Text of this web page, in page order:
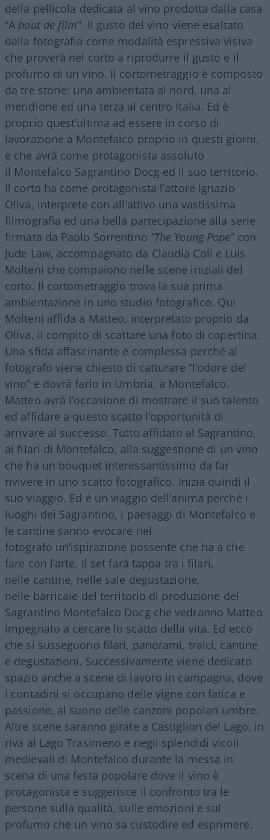
della pellicola dedicata al vino prodotta dalla casa
“A bout de film”. Il gusto del vino viene esaltato
dalla fotografia come modalità espressiva visiva
che proverà nel corto a riprodurre il gusto e il
profumo di un vino. Il cortometraggio è composto
da tre storie: una ambientata al nord, una al
meridione ed una terza al centro Italia. Ed è
proprio quest’ultima ad essere in corso di
lavorazione a Montefalco proprio in questi giorni,
e che avrà come protagonista assoluto
il Montefalco Sagrantino Docg ed il suo territorio.
Il corto ha come protagonista l’attore Ignazio
Oliva, interprete con all’attivo una vastissima
filmografia ed una bella partecipazione alla serie
firmata da Paolo Sorrentino “The Young Pope”con
Jude Law, accompagnato da Claudia Coli e Luis
Molteni che compaiono nelle scene iniziali del
corto. Il cortometraggio trova la sua prima
ambientazione in uno studio fotografico. Qui
Molteni affida a Matteo, interpretato proprio da
Oliva, il compito di scattare una foto di copertina.
Una sfida affascinante e complessa perché al
fotografo viene chiesto di catturare “l’odore del
vino” e dovrà farlo in Umbria, a Montefalco.
Matteo avrà l’occasione di mostrare il suo talento
ed affidare a questo scatto l’opportunità di
arrivare al successo. Tutto affidato al Sagrantino,
ai filari di Montefalco, alla suggestione di un vino
che ha un bouquet interessantissimo da far
rivivere in uno scatto fotografico. Inizia quindi il
suo viaggio. Ed è un viaggio dell’anima perché i
luoghi dei Sagrantino, i paesaggi di Montefalco e
le cantine sanno evocare nel
fotografo un’ispirazione possente che ha a che
fare con l’arte. Il set farà tappa tra i filari,
nelle cantine, nelle sale degustazione,
nelle barricaie del territorio di produzione del
Sagrantino Montefalco Docg che vedranno Matteo
impegnato a cercare lo scatto della vita. Ed ecco
che si susseguono filari, panorami, tralci, cantine
e degustazioni. Successivamente viene dedicato
spazio anche a scene di lavoro in campagna, dove
i contadini si occupano delle vigne con fatica e
passione, al suono delle canzoni popolari umbre.
Altre scene saranno girate a Castiglion del Lago, in
riva al Lago Trasimeno e negli splendidi vicoli
medievali di Montefalco durante la messa in
scena di una festa popolare dove il vino è
protagonista e suggerisce il confronto tra le
persone sulla qualità, sulle emozioni e sul
profumo che un vino sa custodire ed esprimere.